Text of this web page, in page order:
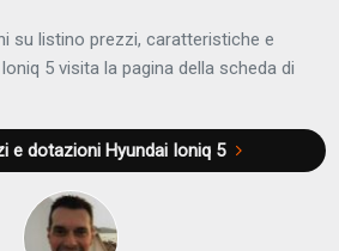
su listino prezzi, caratteristiche e
5 visita la pagina della scheda di
e dotazioni Hyundai Ioniq 5